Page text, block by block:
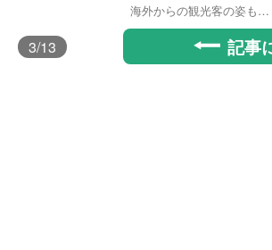
海外からの観光客の姿も…
3/13 記事